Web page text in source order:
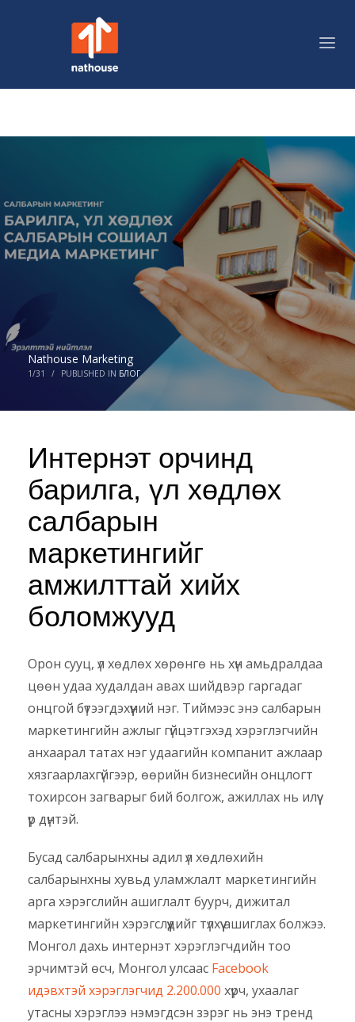
Nathouse Marketing
1/31 / PUBLISHED IN БЛОГ
Интернэт орчинд
барилга, үл хөдлөх
салбарын
маркетингийг
амжилттай хийх
боломжууд
Орон сууц, үл хөдлөх хөрөнгө нь хүн амьдралдаа
цөөн удаа худалдан авах шийдвэр гаргадаг
онцгой бүтээгдэхүүний нэг. Тиймээс энэ салбарын
маркетингийн ажлыг гүйцэтгэхэд хэрэглэгчийн
анхаарал татах нэг удаагийн компанит ажлаар
хязгаарлахгүйгээр, өөрийн бизнесийн онцлогт
тохирсон загварыг бий болгож, ажиллах нь илүү
үр дүнтэй.
Бусад салбарынхны адил үл хөдлөхийн
салбарынхны хувьд уламжлалт маркетингийн
арга хэрэгслийн ашиглалт буурч, дижитал
маркетингийн хэрэгслүүдийг түлхүү ашиглах болжээ.
Монгол дахь интернэт хэрэглэгчдийн тоо
эрчимтэй өсч, Монгол улсаас Facebook
идэвхтэй хэрэглэгчид 2.200.000 хүрч, ухаалаг
утасны хэрэглээ нэмэгдсэн зэрэг нь энэ тренд